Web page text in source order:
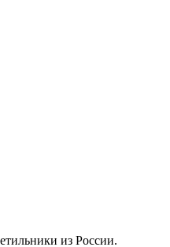
из России.